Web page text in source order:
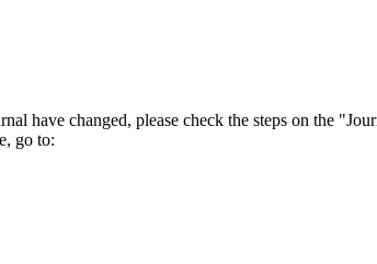
have changed, please check the steps on the
go to: